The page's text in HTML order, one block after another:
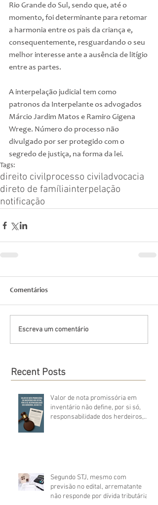
Rio Grande do Sul, sendo que, até o
momento, foi determinante para retomar
a harmonia entre os pais da criança e,
consequentemente, resguardando o seu
melhor interesse ante a ausência de litígio
entre as partes.
A interpelação judicial tem como
patronos da Interpelante os advogados
Márcio Jardim Matos e Ramiro Gigena
Wrege. Número do processo não
divulgado por ser protegido com o
segredo de justiça, na forma da lei.
Tags:
direito civilprocesso civiladvocacia
direto de famíliainterpelação
notificação
Comentários
Escreva um comentário
Recent Posts
Valor de nota promissória em
inventário não define, por si só,
responsabilidade dos herdeiros,
Segundo STJ, mesmo com
previsão no edital, arrematante
não responde por dívida tributária